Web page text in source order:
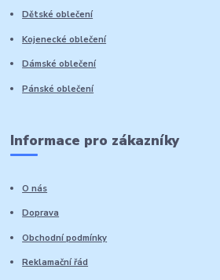
Dětské oblečení
Kojenecké oblečení
Dámské oblečení
Pánské oblečení
Informace pro zákazníky
O nás
Doprava
Obchodní podmínky
Reklamační řád